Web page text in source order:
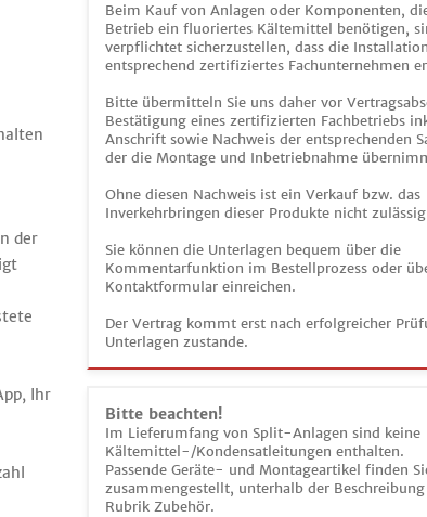
Beim Kauf von Anlagen oder Komponenten,
Betrieb ein fluoriertes Kältemittel benötigen,
verpflichtet sicherzustellen, dass die
entsprechend zertifiziertes Fachunternehmen
Bitte übermitteln Sie uns daher vor
Bestätigung eines zertifizierten Fachbetriebs
Anschrift sowie Nachweis der entsprechenden
der die Montage und Inbetriebnahme
Ohne diesen Nachweis ist ein Verkauf bzw. das
Inverkehrbringen dieser Produkte nicht
Sie können die Unterlagen bequem über die
Kommentarfunktion im Bestellprozess oder
Kontaktformular einreichen.
Der Vertrag kommt erst nach erfolgreicher
Unterlagen zustande.
Bitte beachten!
Im Lieferumfang von Split-Anlagen sind keine
Kältemittel-/Kondensatleitungen enthalten.
Passende Geräte- und Montageartikel finden
zusammengestellt, unterhalb der
Rubrik Zubehör.
der
Ihr